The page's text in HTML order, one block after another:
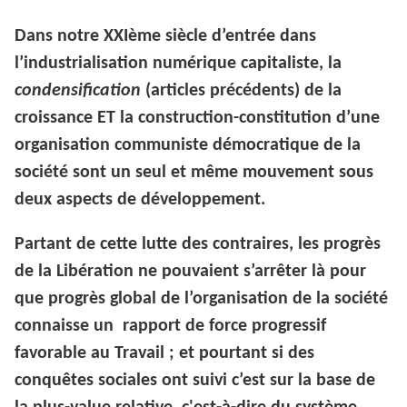
Dans notre XXIème siècle d’entrée dans
l’industrialisation numérique capitaliste, la
condensification (articles précédents) de la
croissance ET la construction-constitution d’une
organisation communiste démocratique de la
société sont un seul et même mouvement sous
deux aspects de développement.
Partant de cette lutte des contraires, les progrès
de la Libération ne pouvaient s’arrêter là pour
que progrès global de l’organisation de la société
connaisse un rapport de force progressif
favorable au Travail ; et pourtant si des
conquêtes sociales ont suivi c’est sur la base de